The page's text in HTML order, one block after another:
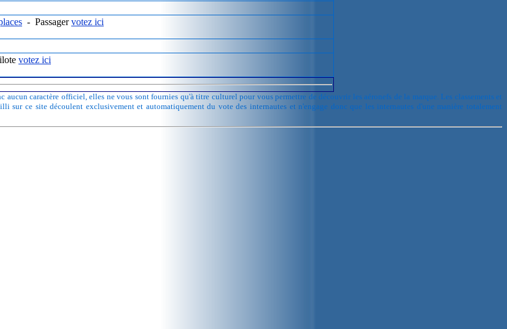
- Passagervotez ici
votez ici
caractère officiel, elles ne vous sont fournies qu'à titre culturel pour vous permettre de découvrir les aéronefs de la marque. Les classements et
sur ce site découlent exclusivement et automatiquement du vote des internautes et n'engage donc que les internautes d'une manière totalement